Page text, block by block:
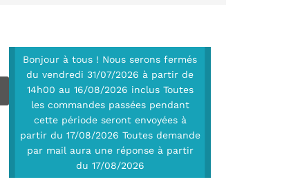
Bonjour à tous ! Nous serons fermés
du vendredi 31/07/2026 à partir de
14h00 au 16/08/2026 inclus Toutes
les commandes passées pendant
cette période seront envoyées à
partir du 17/08/2026 Toutes demande
par mail aura une réponse à partir
du 17/08/2026